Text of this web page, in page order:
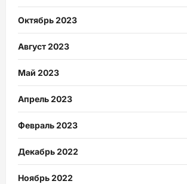
Октябрь 2023
Август 2023
Май 2023
Апрель 2023
Февраль 2023
Декабрь 2022
Ноябрь 2022